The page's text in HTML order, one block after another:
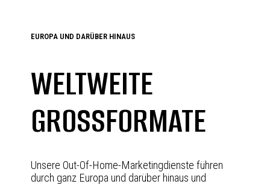
EUROPA UND DARÜBER HINAUS
WELTWEITE
GROSSFORMATE
Unsere Out-Of-Home-Marketingdienste führen
durch ganz Europa und darüber hinaus und